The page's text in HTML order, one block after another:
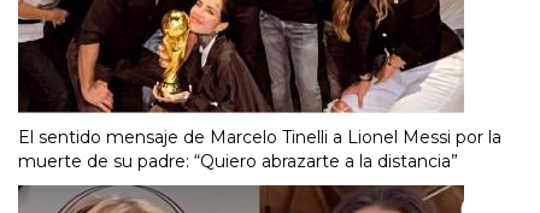
El sentido mensaje de Marcelo Tinelli a Lionel Messi por la
muerte de su padre: “Quiero abrazarte a la distancia”